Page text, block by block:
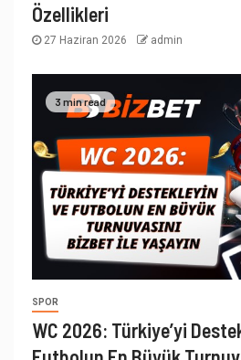
Özellikleri
27 Haziran 2026 admin
3 min read
SPOR
WC 2026: Türkiye’yi